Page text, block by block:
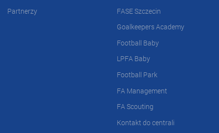
Partnerzy
FASE Szczecin
Goalkeepers Academy
Football Baby
LPFA Baby
Football Park
FA Management
FA Scouting
Kontakt do centrali